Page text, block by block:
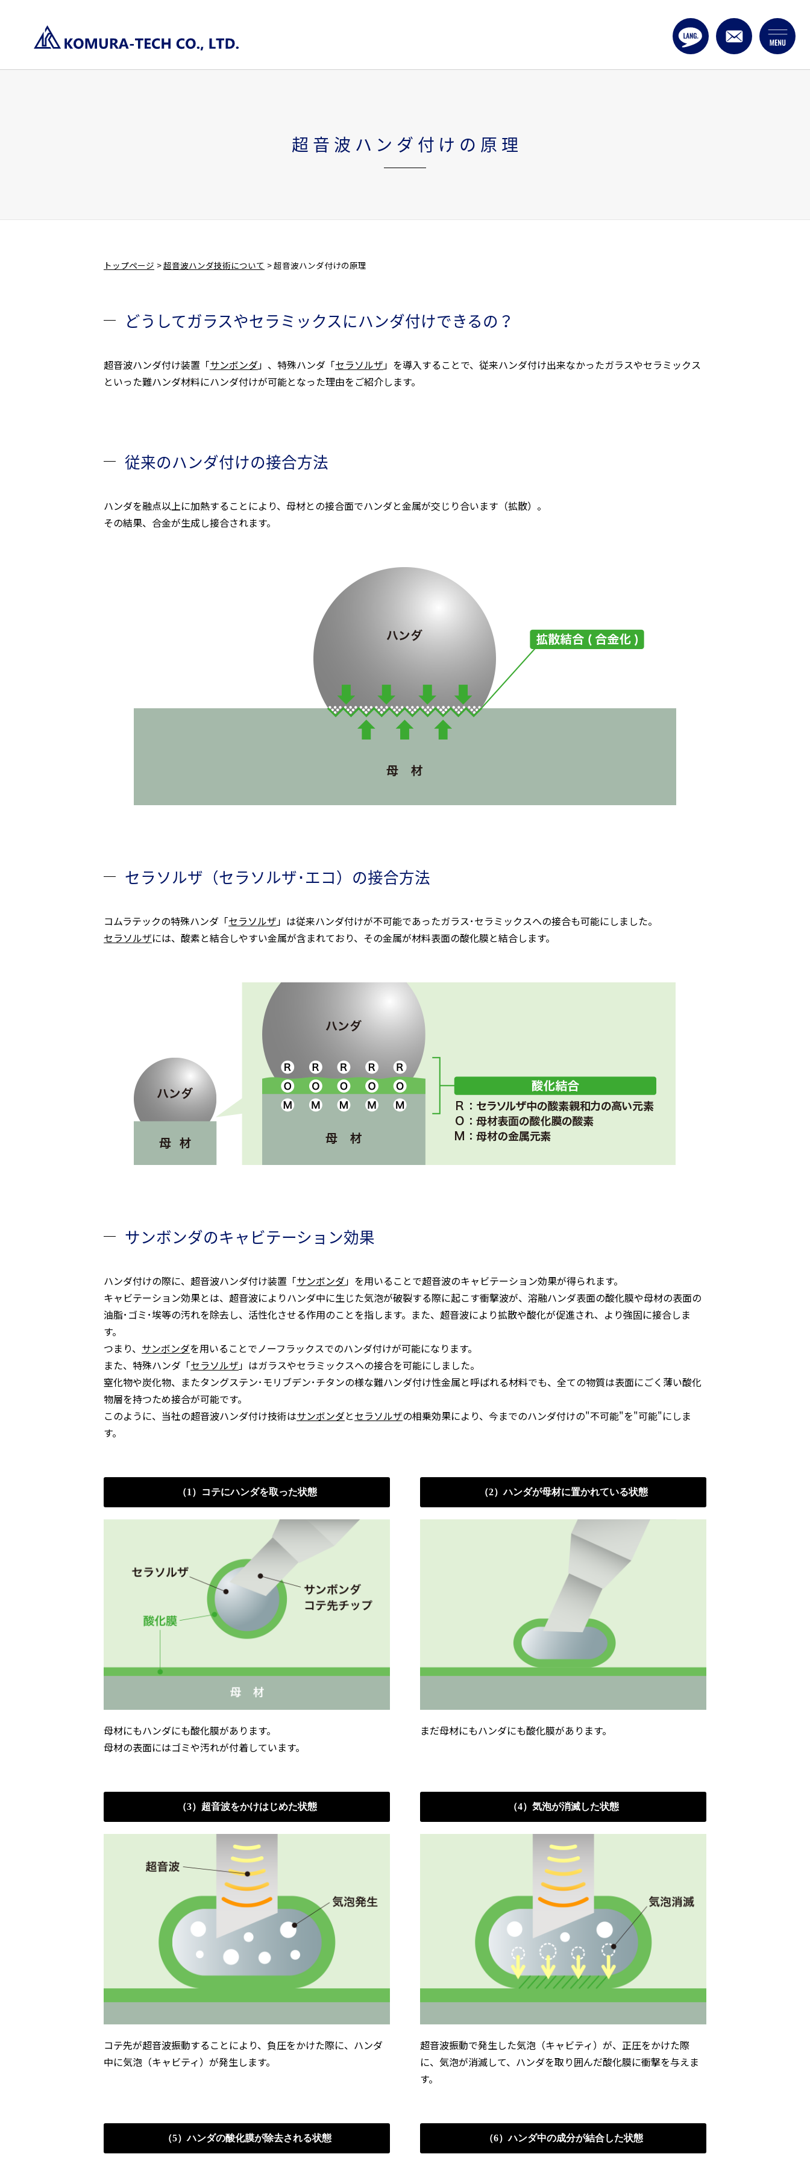
超音波ハンダ付けの原理
トップページ 超音波ハンダ技術について 超音波ハンダ付けの原理
どうしてガラスやセラミックスにハンダ付けできるの？
超音波ハンダ付け装置「サンボンダ」、特殊ハンダ「セラソルザ 」を導入することで、従来ハンダ付け出来なかったガラスやセラミックス
といった難ハンダ材料にハンダ付けが可能となった理由をご紹介します。
従来のハンダ付けの接合方法
ハンダを融点以上に加熱することにより、母材との接合面でハンダと金属が交じり合います（拡散）。
その結果、合金が生成し接合されます。
セラソルザ（セラソルザ･エコ）の接合方法
コムラテックの特殊ハンダ「セラソルザ 」は従来ハンダ付けが不可能であったガラス･セラミックスへの接合も可能にしました。
セラソルザには、酸素と結合しやすい金属が含まれており、その金属が材料表面の酸化膜と結合します。
サンボンダのキャビテーション効果
ハンダ付けの際に、超音波ハンダ付け装置「サンボンダ」を用いることで超音波のキャビテーション効果が得られます。
キャビテーション効果とは、超音波によりハンダ中に生じた気泡が破裂する際に起こす衝撃波が、溶融ハンダ表面の酸化膜や母材の表面の
油脂･ゴミ･埃等の汚れを除去し、活性化させる作用のことを指します。また、超音波により拡散や酸化が促進され、より強固に接合しま
す。
つまり、 サンボンダを用いることでノーフラックスでのハンダ付けが可能になります。
また、特殊ハンダ「セラソルザ 」はガラスやセラミックスへの接合を可能にしました。
窒化物や炭化物、またタングステン･モリブデン･チタンの様な難ハンダ付け性金属と呼ばれる材料でも、全ての物質は表面にごく薄い酸化
物層を持つため接合が可能です。
このように、当社の超音波ハンダ付け技術はサンボンダとセラソルザの相乗効果により、今までのハンダ付けの"不可能"を"可能"にしま
す。
（1）コテにハンダを取った状態
母材にもハンダにも酸化膜があります。
母材の表面にはゴミや汚れが付着しています。
（2）ハンダが母材に置かれている状態
まだ母材にもハンダにも酸化膜があります。
（3）超音波をかけはじめた状態
コテ先が超音波振動することにより、負圧をかけた際に、ハンダ
中に気泡（キャビティ）が発生します。
（4）気泡が消滅した状態
超音波振動で発生した気泡（キャビティ）が、正圧をかけた際
に、気泡が消滅して、ハンダを取り囲んだ酸化膜に衝撃を与えま
す。
（5）ハンダの酸化膜が除去される状態 （6）ハンダ中の成分が結合した状態